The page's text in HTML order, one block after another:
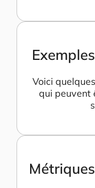
Voici
qui peuvent
Métriques